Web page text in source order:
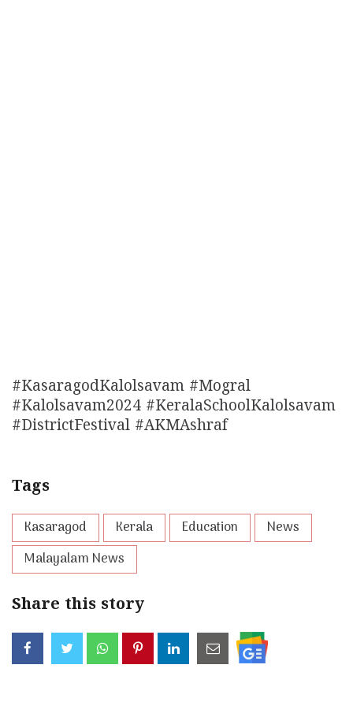
#KasaragodKalolsavam #Mogral
#Kalolsavam2024 #KeralaSchoolKalolsavam
#DistrictFestival #AKMAshraf
Tags
Kasaragod Kerala Education
News
Malayalam News
Share this story